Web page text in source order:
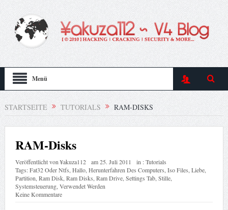
Menü
STARTSEITE TUTORIALS RAM-DISKS
RAM-Disks
Veröffentlicht von¥akuza112 am25. Juli 2011 in :Tutorials
Tags:Fat32 Oder Ntfs Hallo, Herunterfahren Des Computers Iso Files Liebe,
Partition Ram Disk, Ram Disks Ram Drive, Settings Tab, Stille,
Systemsteuerung, Verwendet Werden
Keine Kommentare